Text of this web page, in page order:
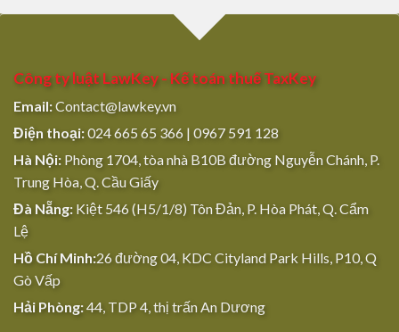
Công ty luật LawKey - Kế toán thuế TaxKey
Email:Contact@lawkey.vn
Điện thoại:024 665 65 366 | 0967 591 128
Hà Nội: Phòng 1704, tòa nhà B10B đường Nguyễn Chánh, P.
Trung Hòa, Q. Cầu Giấy
Đà Nẵng: Kiệt 546 (H5/1/8) Tôn Đản, P. Hòa Phát, Q. Cẩm
Lệ
Hồ Chí Minh:26 đường 04, KDC Cityland Park Hills, P10, Q
Gò Vấp
Hải Phòng:44, TDP 4, thị trấn An Dương